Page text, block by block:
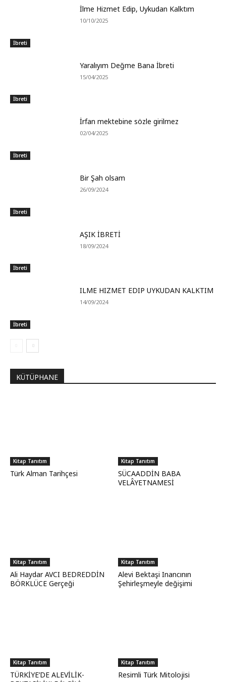
İbreti
İlme Hizmet Edip, Uykudan Kalktım
10/10/2025
İbreti
Yaralıyım Değme Bana İbreti
15/04/2025
İbreti
İrfan mektebine sözle girilmez
02/04/2025
İbreti
Bir Şah olsam
26/09/2024
İbreti
AŞIK İBRETİ
18/09/2024
İbreti
ILME HIZMET EDIP UYKUDAN KALKTIM
14/09/2024
KÜTÜPHANE
Kitap Tanıtım
Türk Alman Tarihçesi
Kitap Tanıtım
SÜCAADDİN BABA
VELÂYETNAMESİ
Kitap Tanıtım
Ali Haydar AVCI BEDREDDİN
BÖRKLÜCE Gerçeği
Kitap Tanıtım
Alevi Bektaşi Inancının
Şehirleşmeyle değişimi
Kitap Tanıtım
TÜRKİYE’DE ALEVİLİK-
Kitap Tanıtım
Resimli Türk Mitolojisi